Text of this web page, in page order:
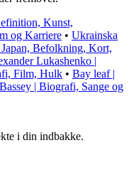
Kunst,
og Karriere • Ukrainska
Befolkning, Kort,
Lukashenko |
Film, Hulk • Bay leaf |
| Biografi, Sange og
i din indbakke.